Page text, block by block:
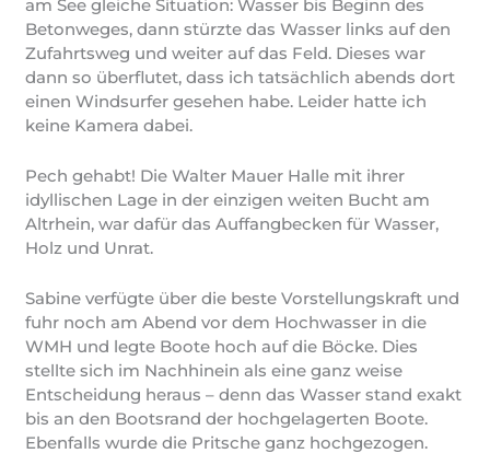
am See gleiche Situation: Wasser bis Beginn des
Betonweges, dann stürzte das Wasser links auf den
Zufahrtsweg und weiter auf das Feld. Dieses war
dann so überflutet, dass ich tatsächlich abends dort
einen Windsurfer gesehen habe. Leider hatte ich
keine Kamera dabei.
Pech gehabt! Die Walter Mauer Halle mit ihrer
idyllischen Lage in der einzigen weiten Bucht am
Altrhein, war dafür das Auffangbecken für Wasser,
Holz und Unrat.
Sabine verfügte über die beste Vorstellungskraft und
fuhr noch am Abend vor dem Hochwasser in die
WMH und legte Boote hoch auf die Böcke. Dies
stellte sich im Nachhinein als eine ganz weise
Entscheidung heraus – denn das Wasser stand exakt
bis an den Bootsrand der hochgelagerten Boote.
Ebenfalls wurde die Pritsche ganz hochgezogen.